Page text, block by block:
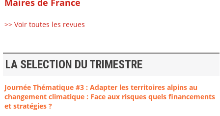
Maires de France
>> Voir toutes les revues
LA SELECTION DU TRIMESTRE
Journée Thématique #3 : Adapter les territoires alpins au
changement climatique : Face aux risques quels financements
et stratégies ?